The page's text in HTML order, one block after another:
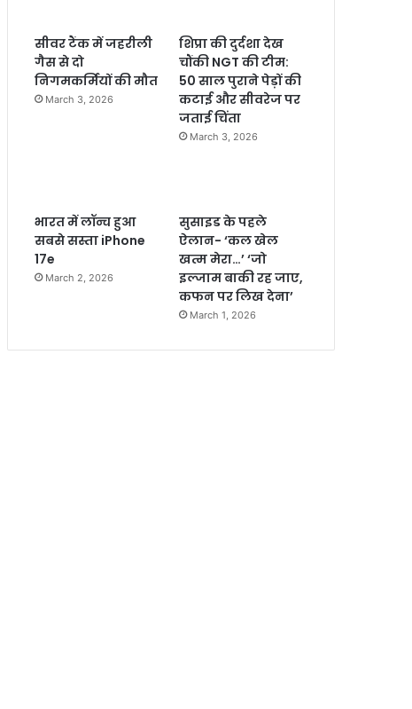
सीवर टैंक में जहरीली
गैस से दो
निगमकर्मियों की मौत
March 3, 2026
शिप्रा की दुर्दशा देख
चौंकी NGT की टीम:
50 साल पुराने पेड़ों की
कटाई और सीवरेज पर
जताई चिंता
March 3, 2026
भारत में लॉन्च हुआ
सबसे सस्ता iPhone
17e
March 2, 2026
सुसाइड के पहले
ऐलान- ‘कल खेल
खत्म मेरा…’ ‘जो
इल्जाम बाकी रह जाए,
कफन पर लिख देना’
March 1, 2026